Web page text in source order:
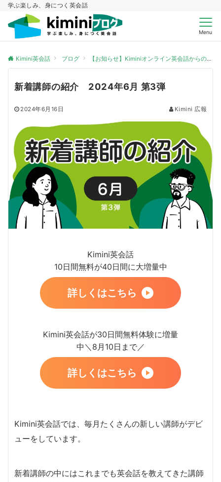
学ぶ楽しみ、身につく英会話
Menu
Kimini英会話 ブログ 【お知らせ】Kiminiオンライン英会話からのお知らせ
新着講師の紹介 2024年6月 第3弾
2024年6月16日 Kimini 広報
Kimini英会話
10日間無料が40日間に大増量中
詳しくはこちら
Kimini英会話が30日間無料体験に増量
中＼8月10日まで／
詳しくはこちら
Kimini英会話では、毎月たくさんの新しい講師がデビ
ューをしています。
新着講師の中にはこれまでも英会話を教えてきた講師